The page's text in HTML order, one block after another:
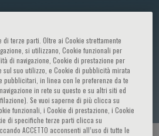
terze parti. Oltre ai Cookie strettamente
si utilizzano, Cookie funzionali per
di navigazione, Cookie di prestazione per
sul suo utilizzo, e Cookie di pubblicità mirata
pubblicitari, in linea con le preferenze da te
in rete su questo e su altri siti ed
Se vuoi saperne di più clicca su
funzionali, i Cookie di prestazione, i Cookie
di specifiche terze parti clicca su
ACCETTO acconsenti all’uso di tutte le